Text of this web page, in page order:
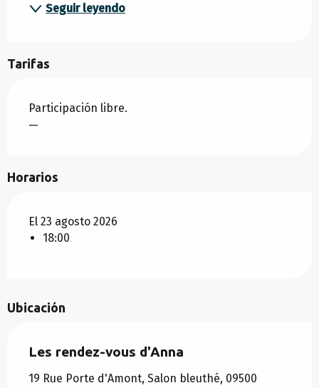
Seguir leyendo
Tarifas
Participación libre.
—
Horarios
El 23 agosto 2026
18:00
Ubicación
Les rendez-vous d'Anna
19 Rue Porte d'Amont, Salon bleuthé, 09500